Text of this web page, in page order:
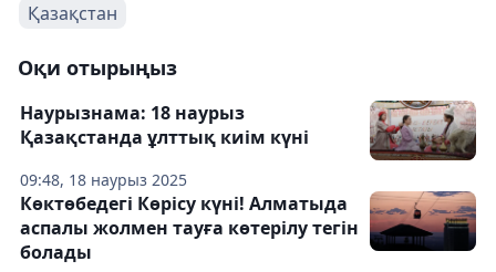
Қазақстан
Оқи отырыңыз
09:48, 18 наурыз 2025
Наурызнама: 18 наурыз
Қазақстанда ұлттық киім күні
Көктөбедегі Көрісу күні! Алматыда
аспалы жолмен тауға көтерілу тегін
болады